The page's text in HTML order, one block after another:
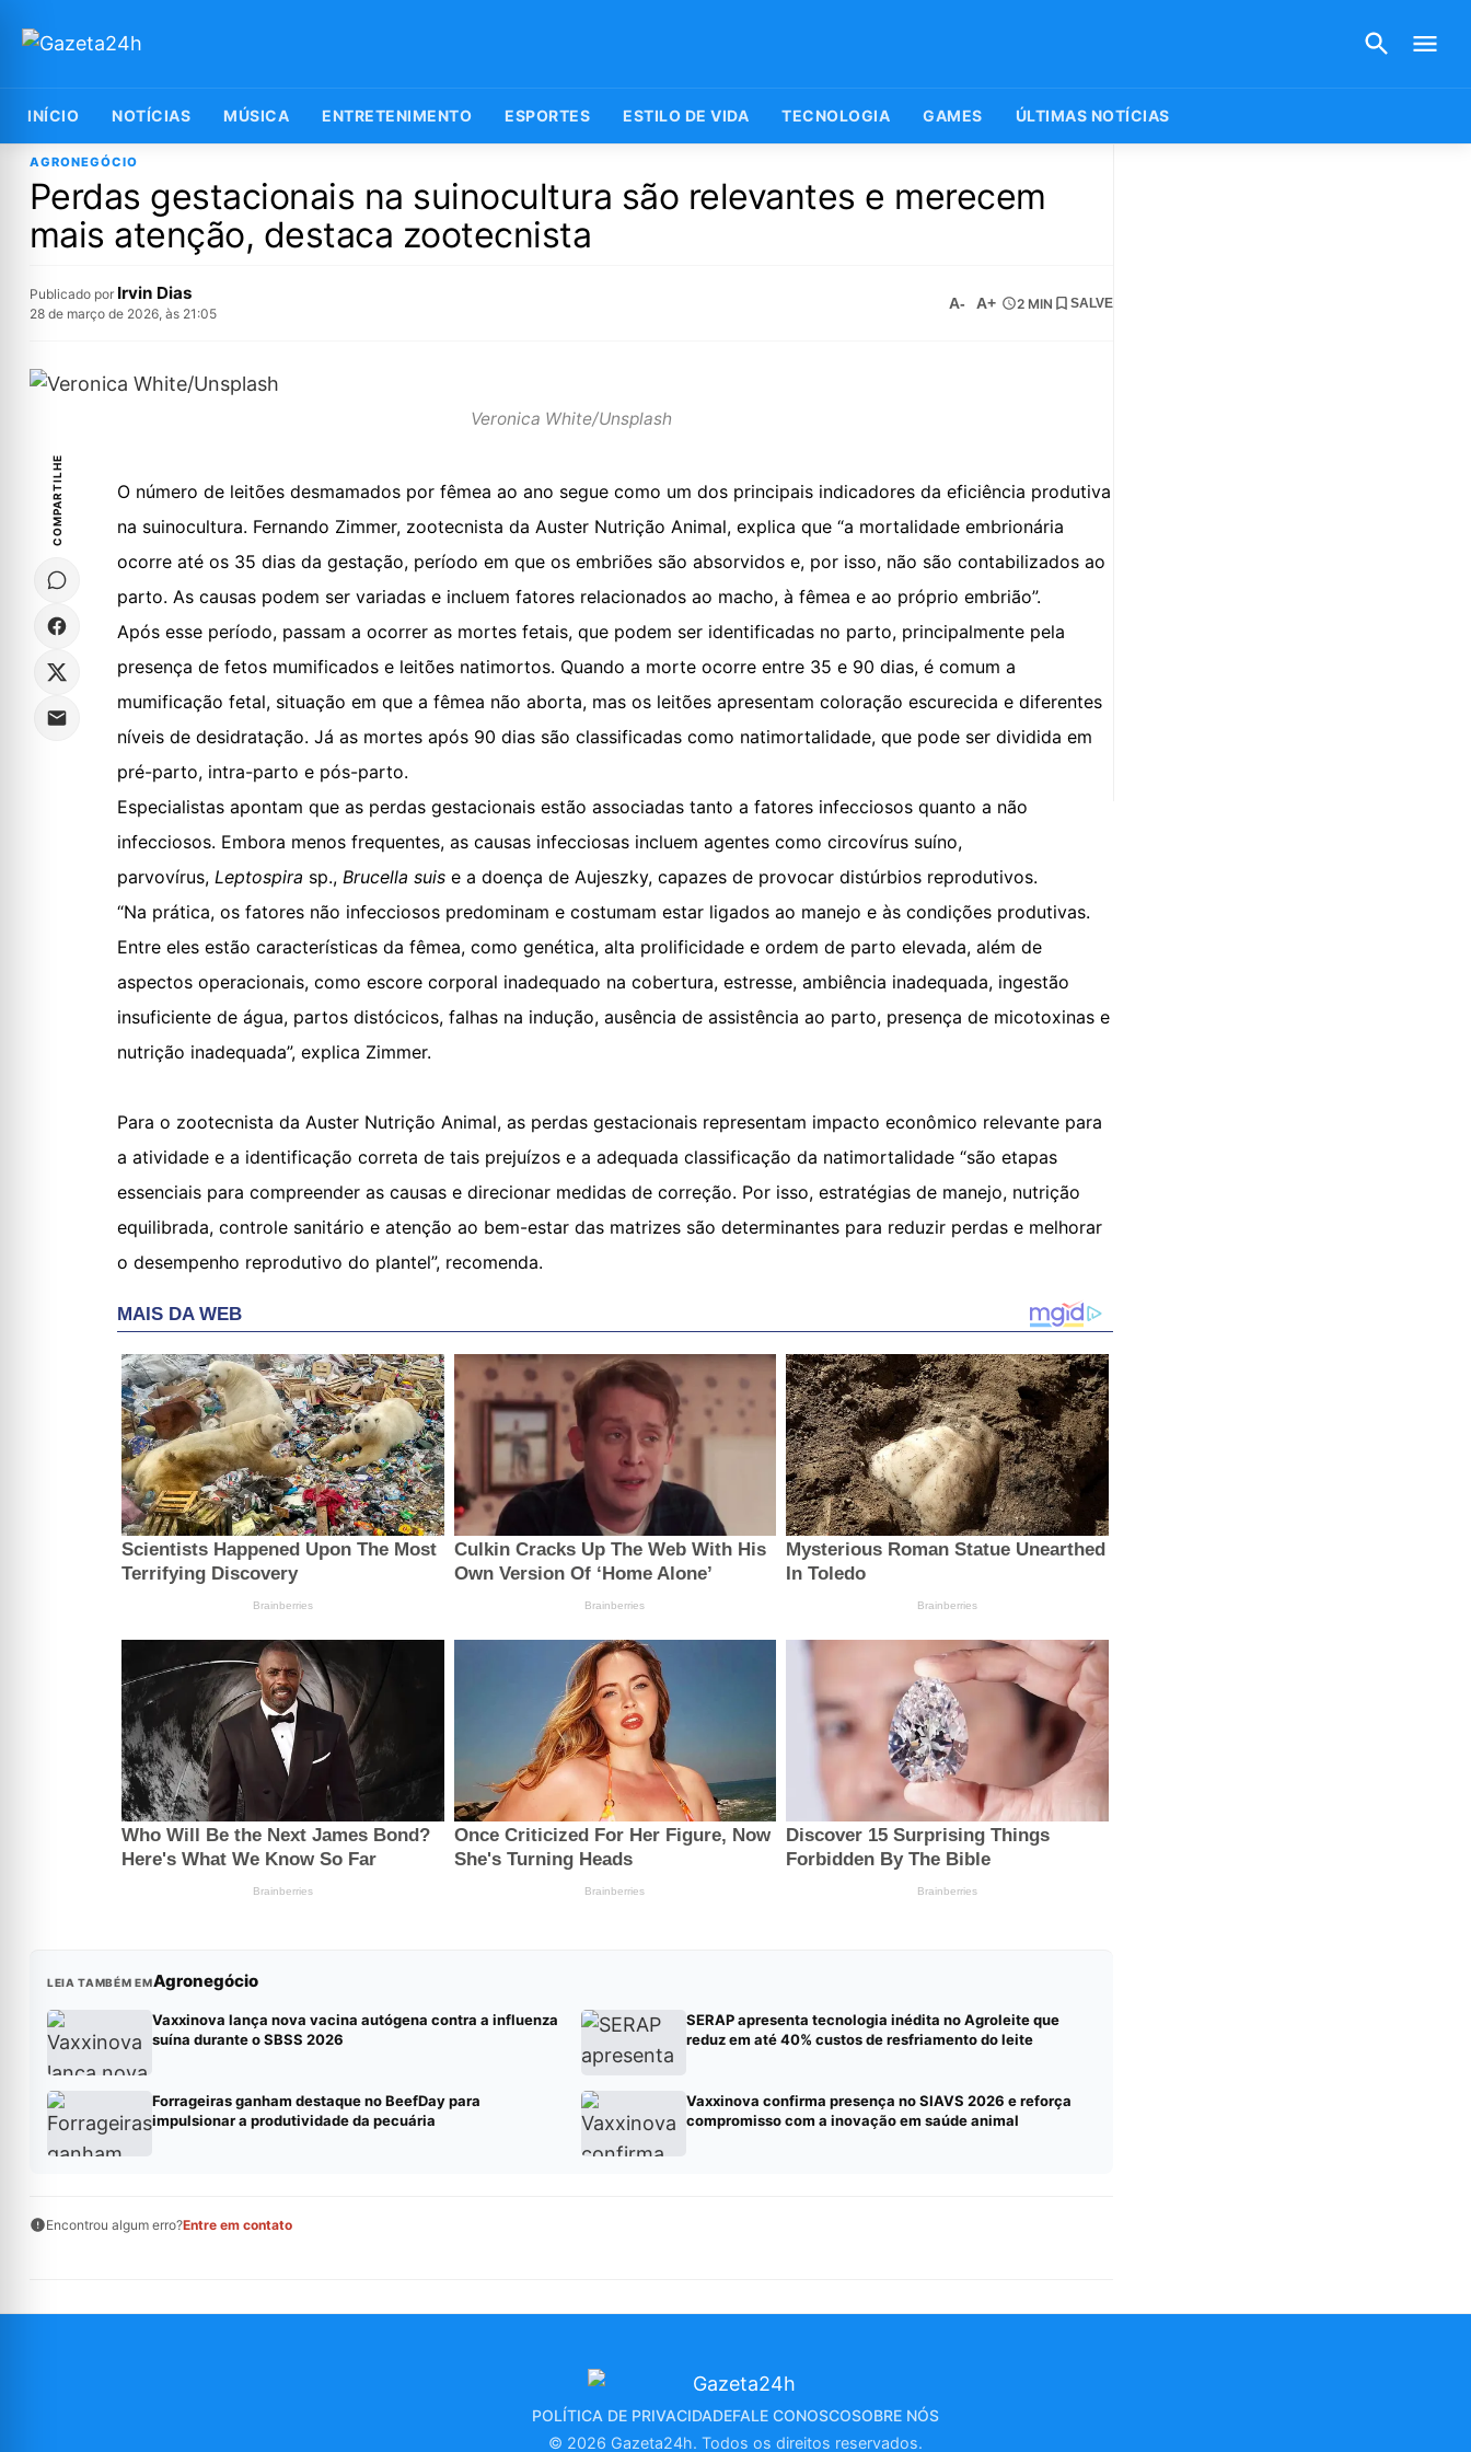
INÍCIO NOTÍCIAS MÚSICA ENTRETENIMENTO ESPORTES ESTILO DE VIDA TECNOLOGIA GAMES ÚLTIMAS NOTÍCIAS
AGRONEGÓCIO
Perdas gestacionais na suinocultura são relevantes e merecem
mais atenção, destaca zootecnista
Publicado por Irvin Dias
28 de março de 2026, às 21:05
A- A+ 2 MIN SALVE
Veronica White/Unsplash
COMPARTILHE
O número de leitões desmamados por fêmea ao ano segue como um dos principais indicadores da eficiência produtiva
na suinocultura. Fernando Zimmer, zootecnista da Auster Nutrição Animal, explica que “a mortalidade embrionária
ocorre até os 35 dias da gestação, período em que os embriões são absorvidos e, por isso, não são contabilizados ao
parto. As causas podem ser variadas e incluem fatores relacionados ao macho, à fêmea e ao próprio embrião”.
Após esse período, passam a ocorrer as mortes fetais, que podem ser identificadas no parto, principalmente pela
presença de fetos mumificados e leitões natimortos. Quando a morte ocorre entre 35 e 90 dias, é comum a
mumificação fetal, situação em que a fêmea não aborta, mas os leitões apresentam coloração escurecida e diferentes
níveis de desidratação. Já as mortes após 90 dias são classificadas como natimortalidade, que pode ser dividida em
pré-parto, intra-parto e pós-parto.
Especialistas apontam que as perdas gestacionais estão associadas tanto a fatores infecciosos quanto a não
infecciosos. Embora menos frequentes, as causas infecciosas incluem agentes como circovírus suíno,
parvovírus, Leptospira sp., Brucella suise a doença de Aujeszky, capazes de provocar distúrbios reprodutivos.
“Na prática, os fatores não infecciosos predominam e costumam estar ligados ao manejo e às condições produtivas.
Entre eles estão características da fêmea, como genética, alta prolificidade e ordem de parto elevada, além de
aspectos operacionais, como escore corporal inadequado na cobertura, estresse, ambiência inadequada, ingestão
insuficiente de água, partos distócicos, falhas na indução, ausência de assistência ao parto, presença de micotoxinas e
nutrição inadequada”, explica Zimmer.
Para o zootecnista da Auster Nutrição Animal, as perdas gestacionais representam impacto econômico relevante para
a atividade e a identificação correta de tais prejuízos e a adequada classificação da natimortalidade “são etapas
essenciais para compreender as causas e direcionar medidas de correção. Por isso, estratégias de manejo, nutrição
equilibrada, controle sanitário e atenção ao bem-estar das matrizes são determinantes para reduzir perdas e melhorar
o desempenho reprodutivo do plantel”, recomenda.
LEIA TAMBÉM EMAgronegócio
Vaxxinova lança nova vacina autógena contra a influenza
suína durante o SBSS 2026
SERAP apresenta tecnologia inédita no Agroleite que
reduz em até 40% custos de resfriamento do leite
Forrageiras ganham destaque no BeefDay para
impulsionar a produtividade da pecuária
Vaxxinova confirma presença no SIAVS 2026 e reforça
compromisso com a inovação em saúde animal
Encontrou algum erro?Entre em contato
POLÍTICA DE PRIVACIDADEFALE CONOSCOSOBRE NÓS
© 2026 Gazeta24h. Todos os direitos reservados.